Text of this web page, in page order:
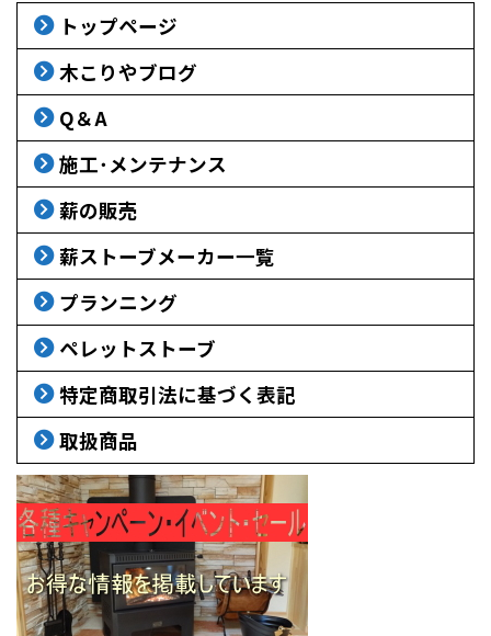
トップページ
木こりやブログ
Q＆A
施工･メンテナンス
薪の販売
薪ストーブメーカー一覧
プランニング
ペレットストーブ
特定商取引法に基づく表記
取扱商品